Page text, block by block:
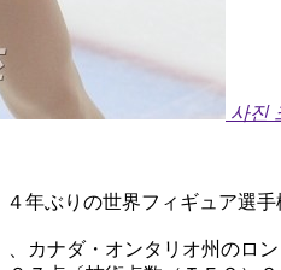
사진
年ぶりの世界フィギュア選手
カナダ・オンタリオ州のロ